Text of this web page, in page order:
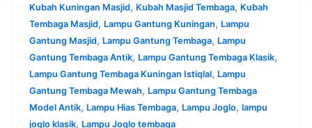
Kubah Kuningan Masjid, Kubah Masjid Tembaga, Kubah
Tembaga Masjid, Lampu Gantung Kuningan, Lampu
Gantung Masjid, Lampu Gantung Tembaga, Lampu
Gantung Tembaga Antik, Lampu Gantung Tembaga Klasik,
Lampu Gantung Tembaga Kuningan Istiqlal, Lampu
Gantung Tembaga Mewah, Lampu Gantung Tembaga
Model Antik, Lampu Hias Tembaga, Lampu Joglo, lampu
joglo klasik, Lampu Joglo tembaga